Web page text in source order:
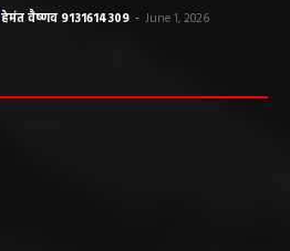
हेमंत वैष्णव 9131614309 - June 1, 2026